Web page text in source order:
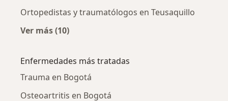
Ortopedistas y traumatólogos en Teusaquillo
Ver más (10)
Enfermedades más tratadas
Trauma en Bogotá
Osteoartritis en Bogotá